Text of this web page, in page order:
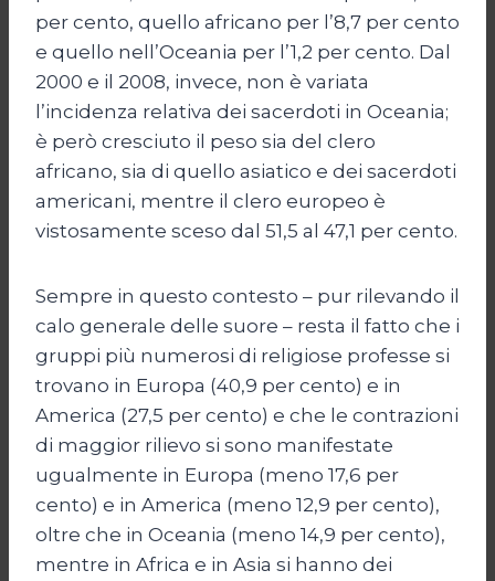
per cento, quello africano per l’8,7 per cento
e quello nell’Oceania per l’1,2 per cento. Dal
2000 e il 2008, invece, non è variata
l’incidenza relativa dei sacerdoti in Oceania;
è però cresciuto il peso sia del clero
africano, sia di quello asiatico e dei sacerdoti
americani, mentre il clero europeo è
vistosamente sceso dal 51,5 al 47,1 per cento.
Sempre in questo contesto – pur rilevando il
calo generale delle suore – resta il fatto che i
gruppi più numerosi di religiose professe si
trovano in Europa (40,9 per cento) e in
America (27,5 per cento) e che le contrazioni
di maggior rilievo si sono manifestate
ugualmente in Europa (meno 17,6 per
cento) e in America (meno 12,9 per cento),
oltre che in Oceania (meno 14,9 per cento),
mentre in Africa e in Asia si hanno dei